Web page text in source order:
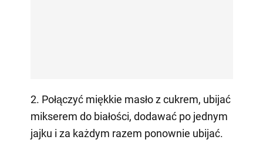
2. Połączyć miękkie masło z cukrem, ubijać
mikserem do białości, dodawać po jednym
jajku i za każdym razem ponownie ubijać.